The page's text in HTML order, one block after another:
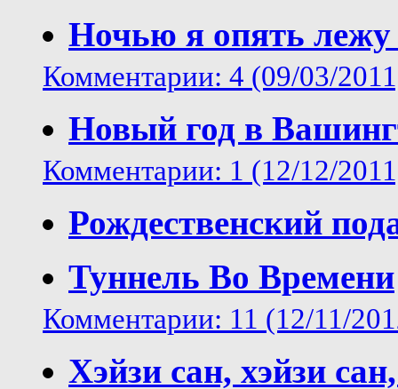
Ночью я опять лежу
Комментарии: 4 (09/03/
Новый год в
Комментарии: 1 (12/12/
Рождественский
Туннель Во Времени
Комментарии: 11 (12/11/
Хэйзи сан, хэйзи